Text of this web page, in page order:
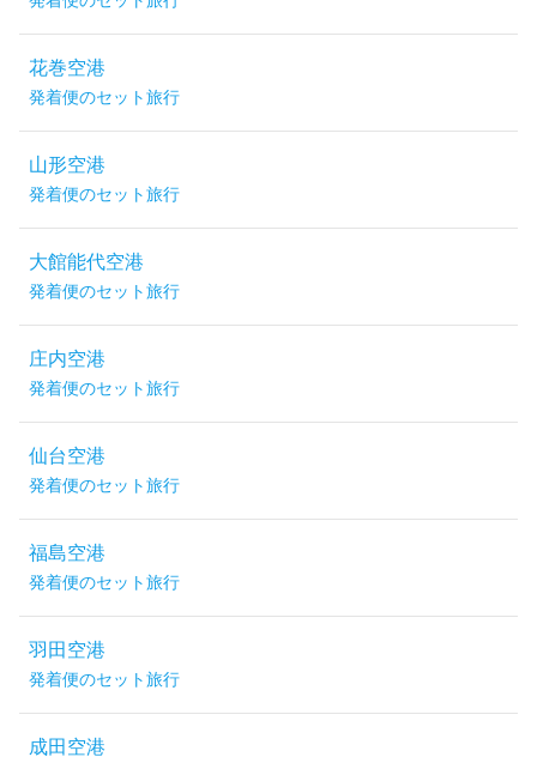
花巻空港
発着便のセット旅行
山形空港
発着便のセット旅行
大館能代空港
発着便のセット旅行
庄内空港
発着便のセット旅行
仙台空港
発着便のセット旅行
福島空港
発着便のセット旅行
羽田空港
発着便のセット旅行
成田空港